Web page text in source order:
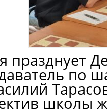
празднует
по
школы